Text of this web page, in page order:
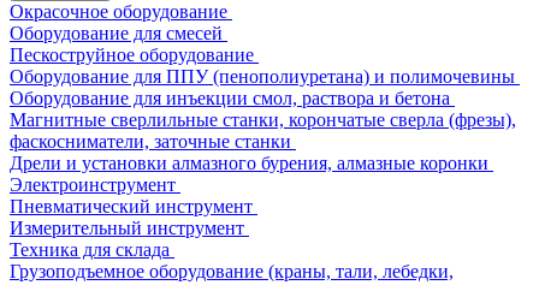
Окрасочное оборудование
Оборудование для смесей
Пескоструйное оборудование
Оборудование для ППУ (пенополиуретана) и полимочевины
Оборудование для инъекции смол, раствора и бетона
Магнитные сверлильные станки, корончатые сверла (фрезы),
фаскосниматели, заточные станки
Дрели и установки алмазного бурения, алмазные коронки
Электроинструмент
Пневматический инструмент
Измерительный инструмент
Техника для склада
Грузоподъемное оборудование (краны, тали, лебедки,